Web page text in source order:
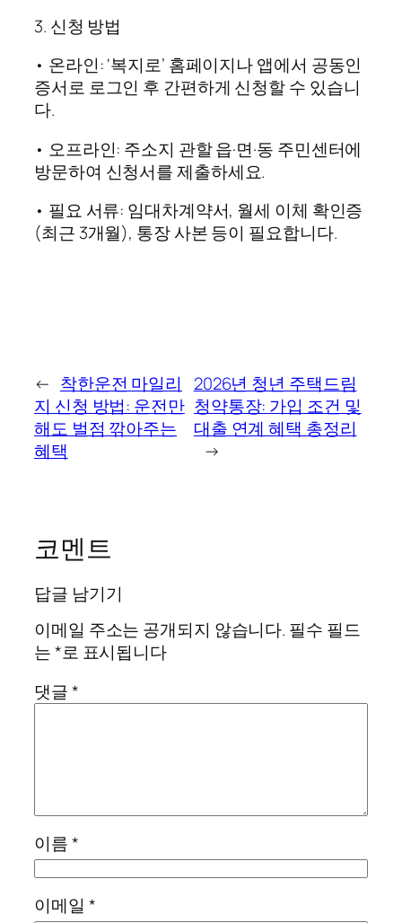
3. 신청 방법
• 온라인: ‘복지로’ 홈페이지나 앱에서 공동인
증서로 로그인 후 간편하게 신청할 수 있습니
다.
• 오프라인: 주소지 관할 읍·면·동 주민센터에
방문하여 신청서를 제출하세요.
• 필요 서류: 임대차계약서, 월세 이체 확인증
(최근 3개월), 통장 사본 등이 필요합니다.
← 착한운전 마일리
지 신청 방법: 운전만
해도 벌점 깎아주는
혜택
2026년 청년 주택드림
청약통장: 가입 조건 및
대출 연계 혜택 총정리
→
코멘트
답글 남기기
이메일 주소는 공개되지 않습니다. 필수 필드
는*로 표시됩니다
댓글*
이름*
이메일 *